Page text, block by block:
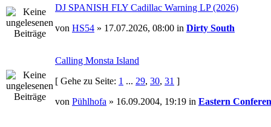
DJ SPANISH FLY Cadillac Warning LP (2026)
von HS54 » 17.07.2026, 08:00 in Dirty South
Calling Monsta Island
[ Gehe zu Seite: 1 ... 29, 30, 31 ]
von Pühlhofa » 16.09.2004, 19:19 in Eastern